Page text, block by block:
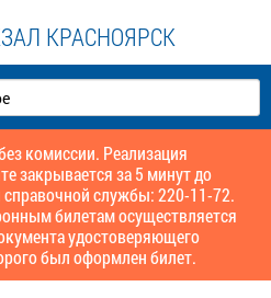
КРАСНОЯРСК
комиссии. Реализация
закрывается за 5 минут до
справочной службы: 220-11-72.
билетам осуществляется
удостоверяющего
был оформлен билет.